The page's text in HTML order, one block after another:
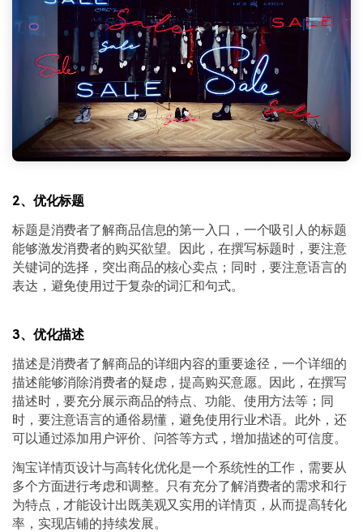
2、优化标题
标题是消费者了解商品信息的第一入口，一个吸引人的标题
能够激发消费者的购买欲望。因此，在撰写标题时，要注意
关键词的选择，突出商品的核心卖点；同时，要注意语言的
表达，避免使用过于复杂的词汇和句式。
3、优化描述
描述是消费者了解商品的详细内容的重要途径，一个详细的
描述能够消除消费者的疑虑，提高购买意愿。因此，在撰写
描述时，要充分展示商品的特点、功能、使用方法等；同
时，要注意语言的通俗易懂，避免使用行业术语。此外，还
可以通过添加用户评价、问答等方式，增加描述的可信度。
淘宝详情页设计与高转化优化是一个系统性的工作，需要从
多个方面进行考虑和调整。只有充分了解消费者的需求和行
为特点，才能设计出既美观又实用的详情页，从而提高转化
率，实现店铺的持续发展。